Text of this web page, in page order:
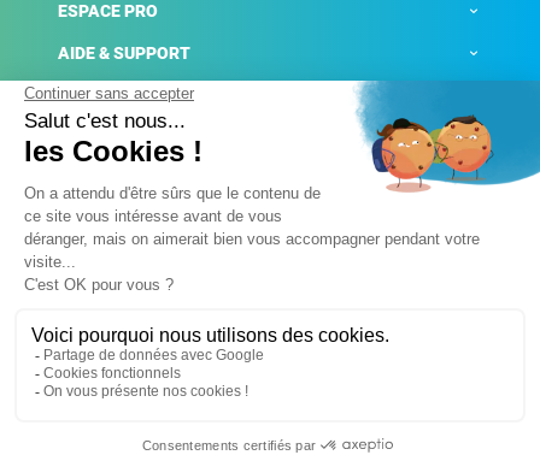
ESPACE PRO
AIDE & SUPPORT
ACTUALITÉS
Mentions légales
Conditions générales de ventes
Plateforme de signalement